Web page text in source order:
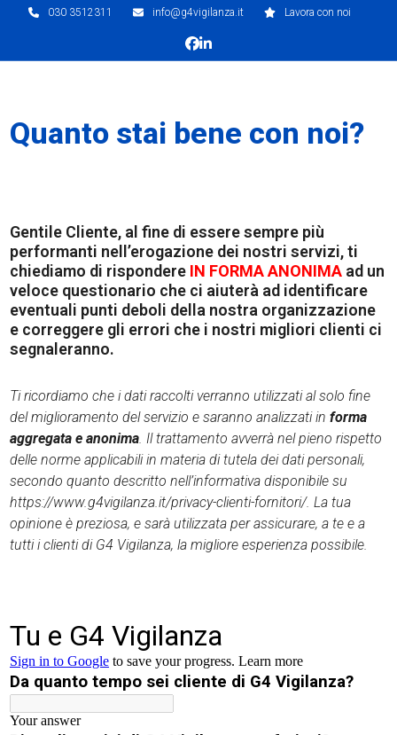
030 3512311 info@g4vigilanza.it Lavora con noi
Facebook
LinkedIn
Quanto stai bene con noi?
Gentile Cliente, al fine di essere sempre più
performanti nell’erogazione dei nostri servizi, ti
chiediamo di rispondere IN FORMA ANONIMA ad un
veloce questionario che ci aiuterà ad identificare
eventuali punti deboli della nostra organizzazione
e correggere gli errori che i nostri migliori clienti ci
segnaleranno.
Ti ricordiamo che i dati raccolti verranno utilizzati al solo fine
del miglioramento del servizio e saranno analizzati informa
aggregata e anonima. Il trattamento avverrà nel pieno rispetto
delle norme applicabili in materia di tutela dei dati personali,
secondo quanto descritto nell’informativa disponibile su
https://www.g4vigilanza.it/privacy-clienti-fornitori/. La tua
opinione è preziosa, e sarà utilizzata per assicurare, a te e a
tutti i clienti di G4 Vigilanza, la migliore esperienza possibile.